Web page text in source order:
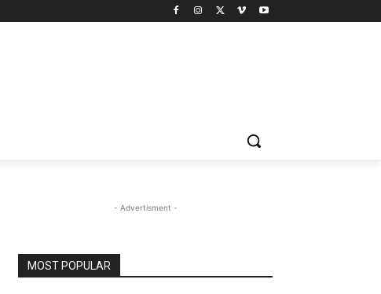
- Advertisment -
MOST POPULAR